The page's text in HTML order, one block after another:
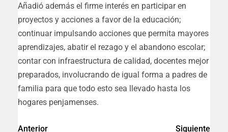
Añadió además el firme interés en participar en
proyectos y acciones a favor de la educación;
continuar impulsando acciones que permita mayores
aprendizajes, abatir el rezago y el abandono escolar;
contar con infraestructura de calidad, docentes mejor
preparados, involucrando de igual forma a padres de
familia para que todo esto sea llevado hasta los
hogares penjamenses.
Anterior
Siguiente